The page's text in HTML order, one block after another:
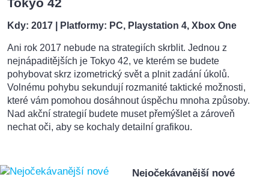
Kdy: 2017 | Platformy: PC, Playstation 4, Xbox One
Ani rok 2017 nebude na strategiích skrblit. Jednou z
nejnápaditějších je Tokyo 42, ve kterém se budete
pohybovat skrz izometrický svět a plnit zadání úkolů.
Volnému pohybu sekundují rozmanité taktické možnosti,
které vám pomohou dosáhnout úspěchu mnoha způsoby.
Nad akční strategií budete muset přemýšlet a zároveň
nechat oči, aby se kochaly detailní grafikou.
Nejočekávanější nové